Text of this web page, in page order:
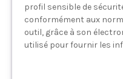
profil sensible de
conformément aux
outil, grâce à son
utilisé pour fournir les